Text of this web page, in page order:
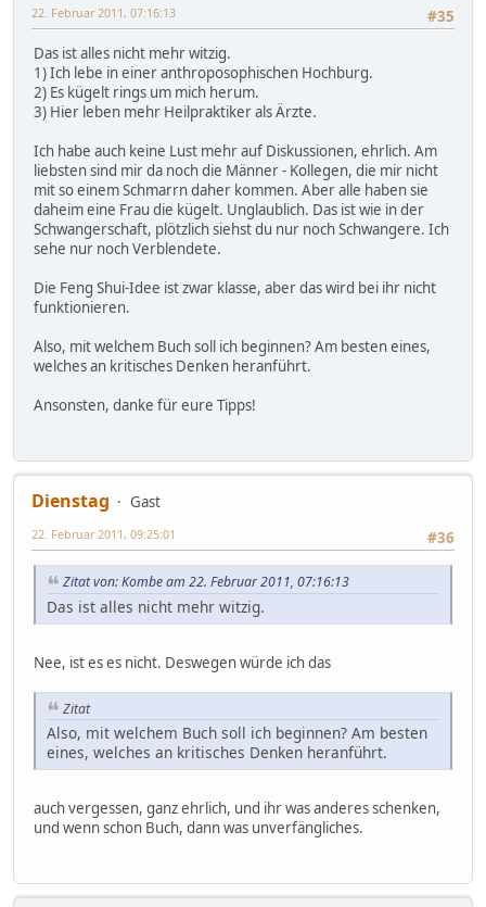
#35
22. Februar 2011, 07:16:13
Das ist alles nicht mehr witzig.
1) Ich lebe in einer anthroposophischen Hochburg.
2) Es kügelt rings um mich herum.
3) Hier leben mehr Heilpraktiker als Ärzte.
Ich habe auch keine Lust mehr auf Diskussionen, ehrlich. Am
liebsten sind mir da noch die Männer - Kollegen, die mir nicht
mit so einem Schmarrn daher kommen. Aber alle haben sie
daheim eine Frau die kügelt. Unglaublich. Das ist wie in der
Schwangerschaft, plötzlich siehst du nur noch Schwangere. Ich
sehe nur noch Verblendete.
Die Feng Shui-Idee ist zwar klasse, aber das wird bei ihr nicht
funktionieren.
Also, mit welchem Buch soll ich beginnen? Am besten eines,
welches an kritisches Denken heranführt.
Ansonsten, danke für eure Tipps!
Dienstag
Gast
#36
22. Februar 2011, 09:25:01
Zitat von: Kombe am 22. Februar 2011, 07:16:13
Das ist alles nicht mehr witzig.
Nee, ist es es nicht. Deswegen würde ich das
Zitat
Also, mit welchem Buch soll ich beginnen? Am besten
eines, welches an kritisches Denken heranführt.
auch vergessen, ganz ehrlich, und ihr was anderes schenken,
und wenn schon Buch, dann was unverfängliches.